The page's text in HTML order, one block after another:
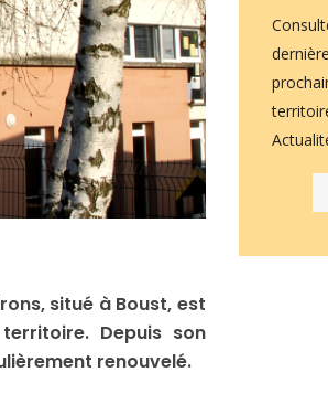
situé à Boust, est
Depuis son
renouvelé.